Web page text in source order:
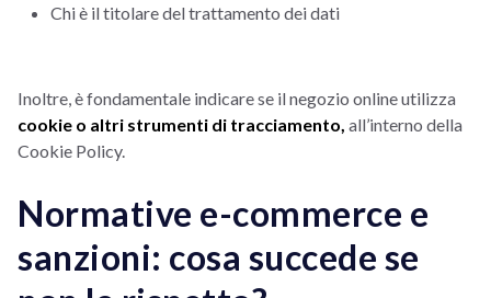
Chi è il titolare del trattamento dei dati
Inoltre, è fondamentale indicare se il negozio online utilizza
cookie o altri strumenti di tracciamento, all’interno della
Cookie Policy.
Normative e-commerce e
sanzioni: cosa succede se